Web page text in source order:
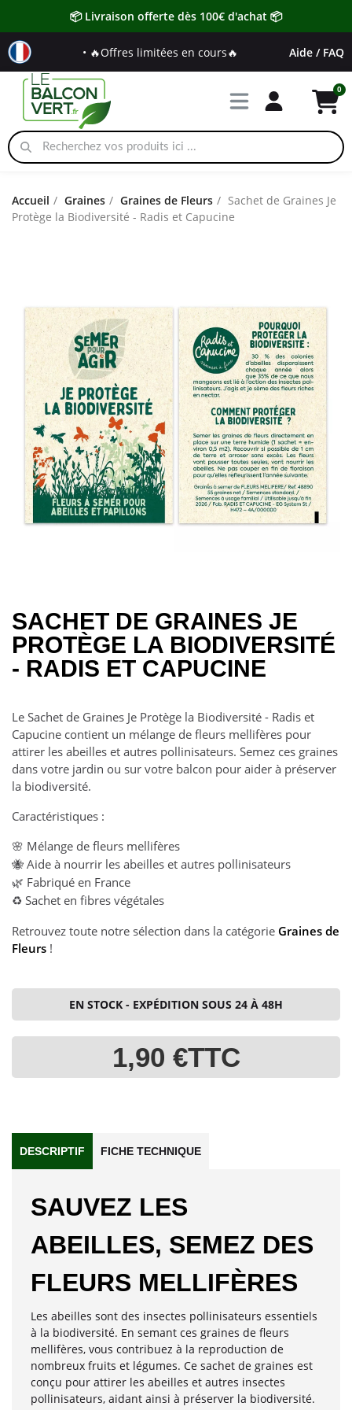
📦 Livraison offerte dès 100€ d'achat 📦
• 🔥Offres limitées en cours🔥 Aide / FAQ
Accueil Graines Graines de Fleurs
Sachet de Graines Je
Protège la Biodiversité - Radis et Capucine
SACHET DE GRAINES JE
PROTÈGE LA BIODIVERSITÉ
- RADIS ET CAPUCINE
Le Sachet de Graines Je Protège la Biodiversité - Radis et
Capucine contient un mélange de fleurs mellifères pour
attirer les abeilles et autres pollinisateurs. Semez ces graines
dans votre jardin ou sur votre balcon pour aider à préserver
la biodiversité.
Caractéristiques :
🌸 Mélange de fleurs mellifères
🐝 Aide à nourrir les abeilles et autres pollinisateurs
🌿 Fabriqué en France
♻️ Sachet en fibres végétales
Retrouvez toute notre sélection dans la catégorie Graines de
Fleurs !
EN STOCK - EXPÉDITION SOUS 24 À 48H
1,90 €TTC
DESCRIPTIF FICHE TECHNIQUE
SAUVEZ LES
ABEILLES, SEMEZ DES
FLEURS MELLIFÈRES
Les abeilles sont des insectes pollinisateurs essentiels
à la biodiversité. En semant ces graines de fleurs
mellifères, vous contribuez à la reproduction de
nombreux fruits et légumes. Ce sachet de graines est
conçu pour attirer les abeilles et autres insectes
pollinisateurs, aidant ainsi à préserver la biodiversité.